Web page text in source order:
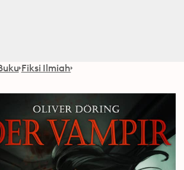
Fiksi Ilmiah